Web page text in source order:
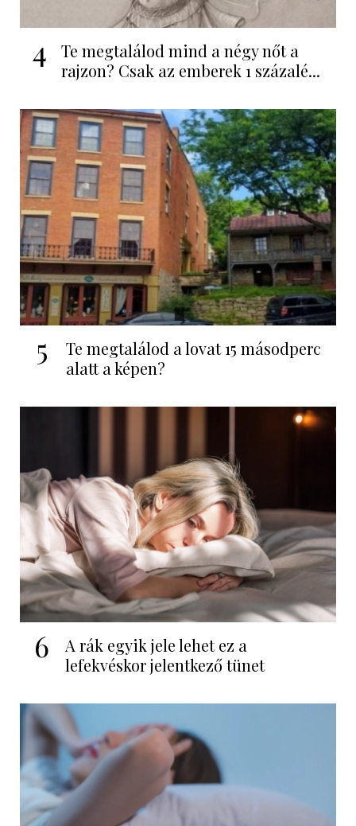
4
Te megtalálod mind a négy nőt a
rajzon? Csak az emberek 1 százalé...
5
Te megtalálod a lovat 15 másodperc
alatt a képen?
6
A rák egyik jele lehet ez a
lefekvéskor jelentkező tünet